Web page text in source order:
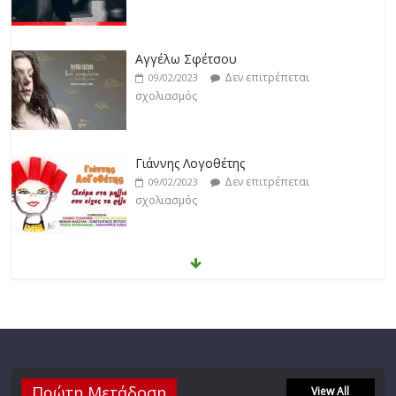
Γιάννης Λογοθέτης
09/02/2023
Δεν επιτρέπεται
σχολιασμός
Anemos
03/02/2023
Δεν επιτρέπεται
σχολιασμός
Θοδωρής Φέρρης
27/01/2023 View All